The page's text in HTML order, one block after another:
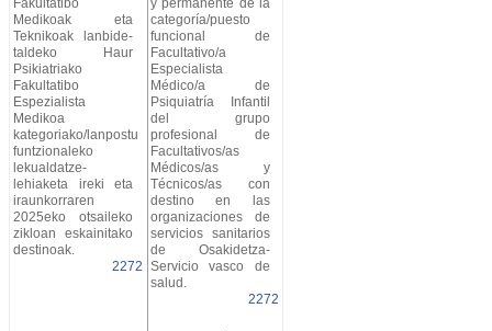
Fakultatibo
Medikoak eta
Teknikoak lanbide-
taldeko Haur
Psikiatriako
Fakultatibo
Espezialista
Medikoa
kategoriako/lanpostu
funtzionaleko
lekualdatze-
lehiaketa ireki eta
iraunkorraren
2025eko otsaileko
zikloan eskainitako
destinoak.
2272
y permanente de la
categoría/puesto
funcional de
Facultativo/a
Especialista
Médico/a de
Psiquiatría Infantil
del grupo
profesional de
Facultativos/as
Médicos/as y
Técnicos/as con
destino en las
organizaciones de
servicios sanitarios
de Osakidetza-
Servicio vasco de
salud.
2272